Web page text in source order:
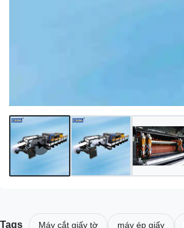
Tags Máy cắt giấy tờ máy ép giấy